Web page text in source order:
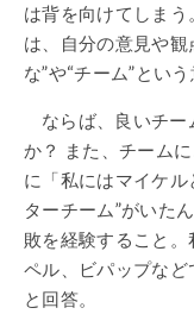
は背を向けてしま
は、自分の意見や観
な”や“チーム”とい
ならば、良いチ
か？ また、チーム
に「私にはマイケル
ターチーム”がいた
敗を経験すること
ペル、ビパップなど
と回答。